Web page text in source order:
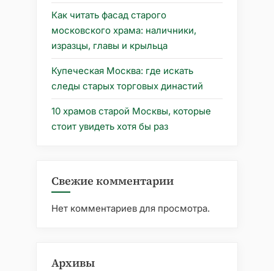
Как читать фасад старого
московского храма: наличники,
изразцы, главы и крыльца
Купеческая Москва: где искать
следы старых торговых династий
10 храмов старой Москвы, которые
стоит увидеть хотя бы раз
Свежие комментарии
Нет комментариев для просмотра.
Архивы